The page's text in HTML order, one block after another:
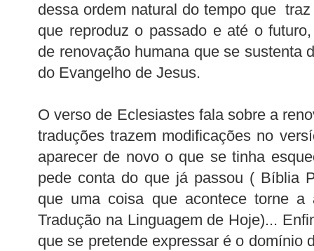
dessa ordem natural do tempo que
que reproduz o passado e até o
de renovação humana que se sustenta
do Evangelho de Jesus.
O verso de Eclesiastes fala sobre a
traduções trazem modificações no
aparecer de novo o que se tinha
pede conta do que já passou ( Bíblia
que uma coisa que acontece torne a
Tradução na Linguagem de Hoje)...
que se pretende expressar é o domínio